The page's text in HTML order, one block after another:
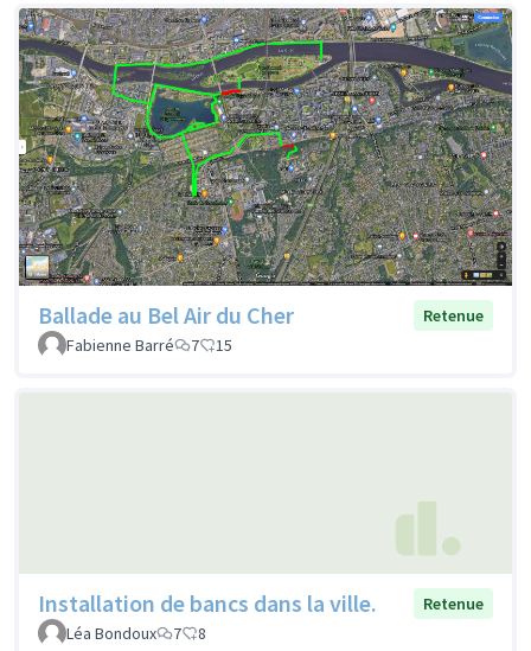
Ballade au Bel Air du Cher
Retenue
Fabienne Barré
7 15
Installation de bancs dans la ville.
Retenue
Léa Bondoux
7 8